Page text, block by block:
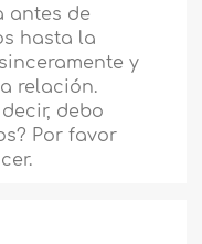
antes de
hasta la
y
relación.
debo
Por favor